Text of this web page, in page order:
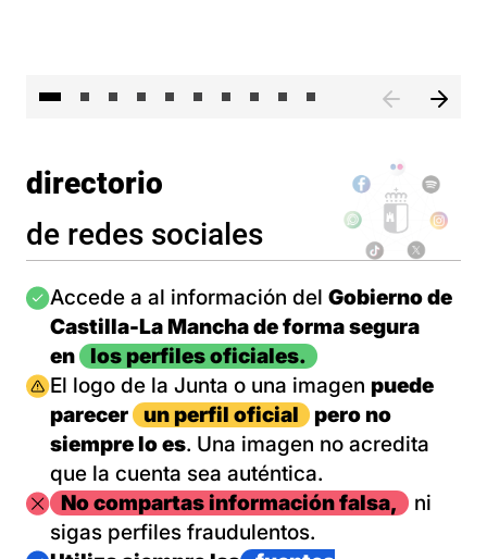
directorio
de redes sociales
Imagen
Accede a al información del Gobierno de
Castilla-La Mancha de forma segura
en
los perfiles oficiales.
Imagen
El logo de la Junta o una imagen puede
parecer
un perfil oficial
pero no
siempre lo es. Una imagen no acredita
que la cuenta sea auténtica.
ImagenNo compartas información falsa,
ni
sigas perfiles fraudulentos.